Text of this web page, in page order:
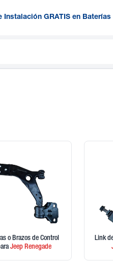
Instalación GRATIS en Baterías
o Brazos de Control
JeepRenegade
Link